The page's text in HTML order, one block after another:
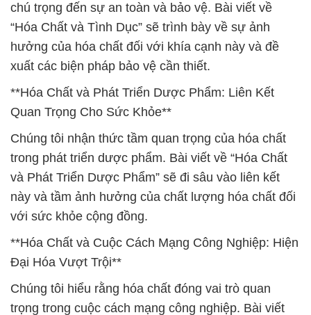
chú trọng đến sự an toàn và bảo vệ. Bài viết về
“Hóa Chất và Tình Dục” sẽ trình bày về sự ảnh
hưởng của hóa chất đối với khía cạnh này và đề
xuất các biện pháp bảo vệ cần thiết.
**Hóa Chất và Phát Triển Dược Phẩm: Liên Kết
Quan Trọng Cho Sức Khỏe**
Chúng tôi nhận thức tầm quan trọng của hóa chất
trong phát triển dược phẩm. Bài viết về “Hóa Chất
và Phát Triển Dược Phẩm” sẽ đi sâu vào liên kết
này và tầm ảnh hưởng của chất lượng hóa chất đối
với sức khỏe cộng đồng.
**Hóa Chất và Cuộc Cách Mạng Công Nghiệp: Hiện
Đại Hóa Vượt Trội**
Chúng tôi hiểu rằng hóa chất đóng vai trò quan
trọng trong cuộc cách mạng công nghiệp. Bài viết